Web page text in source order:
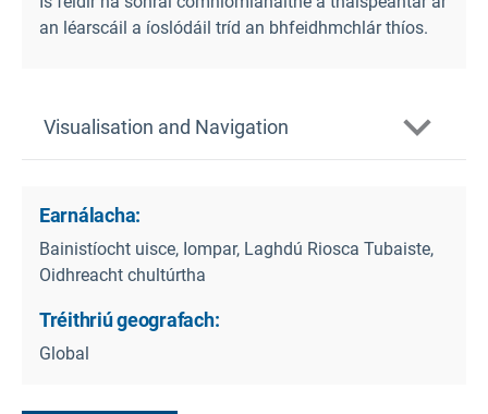
an léarscáil a íoslódáil tríd an bhfeidhmchlár thíos.
Visualisation and Navigation
Earnálacha:
Bainistíocht uisce, Iompar, Laghdú Riosca Tubaiste,
Oidhreacht chultúrtha
Tréithriú geografach:
Global